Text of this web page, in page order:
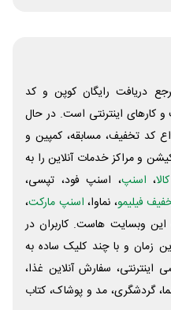
دریافت رایگان کوپن و کد
کارهای اینترنتی است. در حال
کد تخفیف، مسابقه، کمپین و
و مراکز خدمات آنلاین را به
، اسنپ، اسنپ فود، تپسی،
فیلیمو، نماوا، اسنپ مارکت،
این وبسایت ‌هاست. کاربران در
زمان و با چند کلیک ساده به
سفارش آنلاین غذا،
گردشگری، مد و پوشاک، کتاب